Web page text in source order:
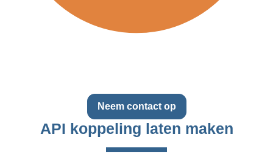
Neem contact op
API koppeling laten maken